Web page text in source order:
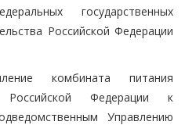
государственных
Российской Федерации
комбината питания
Российской Федерации к
Управлению